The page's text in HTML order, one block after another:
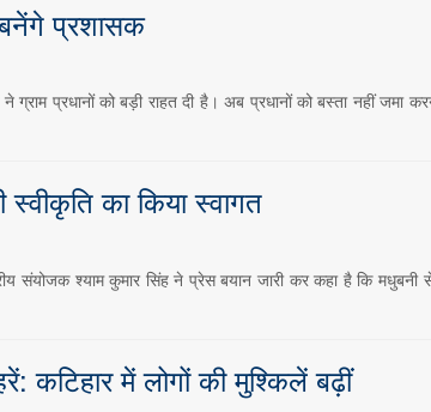
प्रशासक
प्रधानों को बड़ी राहत दी है। अब प्रधानों को बस्ता नहीं जमा
का किया स्वागत
संयोजक श्याम कुमार सिंह ने प्रेस बयान जारी कर कहा है कि
कटिहार में लोगों की मुश्किलें बढ़ीं